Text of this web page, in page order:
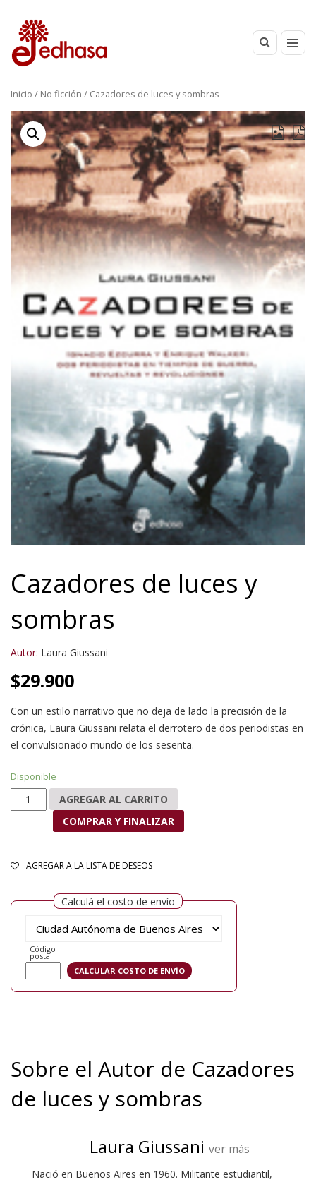
Inicio / No ficción / Cazadores de luces y sombras
Cazadores de luces y
sombras
Autor: Laura Giussani
$29.900
Con un estilo narrativo que no deja de lado la precisión de la
crónica, Laura Giussani relata el derrotero de dos periodistas en
el convulsionado mundo de los sesenta.
Disponible
Cazadores de luces y sombras cantidad
AGREGAR AL CARRITO
COMPRAR Y FINALIZAR
AGREGAR A LA LISTA DE DESEOS
Calculá el costo de envío
Código
postal
Sobre el Autor de Cazadores
de luces y sombras
Laura Giussani ver más
Nació en Buenos Aires en 1960. Militante estudiantil,